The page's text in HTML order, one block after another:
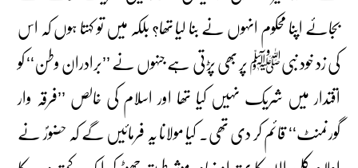
بجائے اپنا محکوم انہوں نے بنا لیا تھا؟ بلکہ میں تو کہتا ہوں کہ اس
کی زد خود نبیﷺ پر بھی پڑتی ہے جنہوں نے ’’برادران وطن‘‘ کو
اقتدار میں شریک نہیں کیا تھا اور اسلام کی خالص ’’فرقہ وار
گورنمنٹ‘‘ قائم کر دی تھی۔ کیا مولانا یہ فرمائیں گے کہ حضورؐ نے